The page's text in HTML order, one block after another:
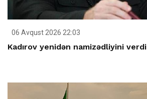
06 Avqust 2026 22:03
Kadırov yenidən namizədliyini verdi